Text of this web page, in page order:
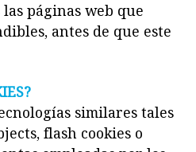
páginas web que
antes de que este
similares tales
flash cookies o